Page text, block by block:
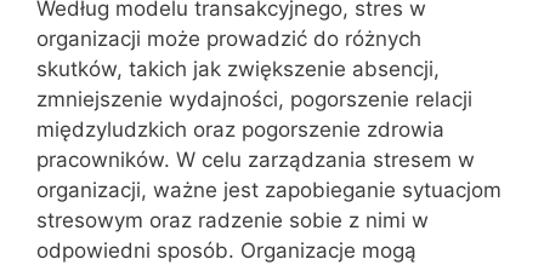
Według modelu transakcyjnego, stres w
organizacji może prowadzić do różnych
skutków, takich jak zwiększenie absencji,
zmniejszenie wydajności, pogorszenie relacji
międzyludzkich oraz pogorszenie zdrowia
pracowników. W celu zarządzania stresem w
organizacji, ważne jest zapobieganie sytuacjom
stresowym oraz radzenie sobie z nimi w
odpowiedni sposób. Organizacje mogą